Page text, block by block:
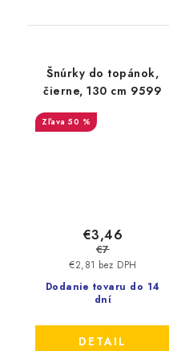
Šnúrky do topánok,
čierne, 130 cm 9599
50 %
Dodanie tovaru do 14
dní
€2,81 bez DPH
€3,46
€7
DETAIL